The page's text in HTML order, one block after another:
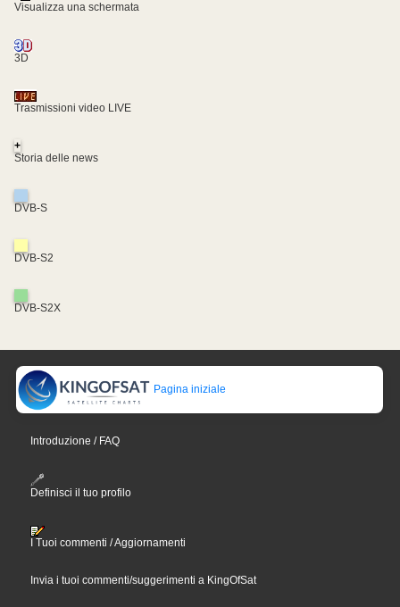
Visualizza una schermata
3D
Trasmissioni video LIVE
+
Storia delle news
DVB-S
DVB-S2
DVB-S2X
Pagina iniziale
Introduzione / FAQ
Definisci il tuo profilo
I Tuoi commenti / Aggiornamenti
Invia i tuoi commenti/suggerimenti a KingOfSat